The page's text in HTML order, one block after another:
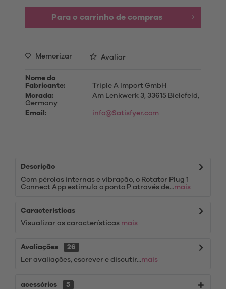
Para o carrinho de compras
Memorizar Avaliar
Nome do
Fabricante:
Triple A Import GmbH
Morada:
Am Lenkwerk 3, 33615 Bielefeld,
Germany
Email:
info@Satisfyer.com
Descrição
Com pérolas internas e vibração, o Rotator Plug 1
Connect App estimula o ponto P através de...mais
Características
Visualizar as características mais
Avaliações
26
Ler avaliações, escrever e discutir...mais
acessórios 5